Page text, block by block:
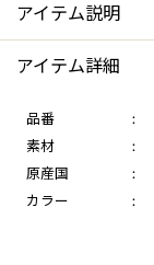
アイテム説明
アイテム詳細
品番 :
素材
:
原産国
:
カラー
: